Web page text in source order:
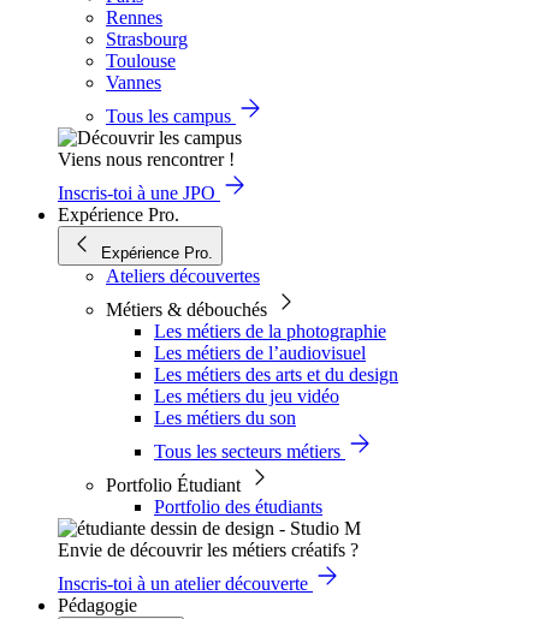
Rennes
Strasbourg
Toulouse
Vannes
Tous les campus
Viens nous rencontrer !
Inscris-toi à une JPO
Expérience Pro.
Expérience Pro.
Ateliers découvertes
Métiers & débouchés
Les métiers de la photographie
Les métiers de l’audiovisuel
Les métiers des arts et du design
Les métiers du jeu vidéo
Les métiers du son
Tous les secteurs métiers
Portfolio Étudiant
Portfolio des étudiants
Envie de découvrir les métiers créatifs ?
Inscris-toi à un atelier découverte
Pédagogie